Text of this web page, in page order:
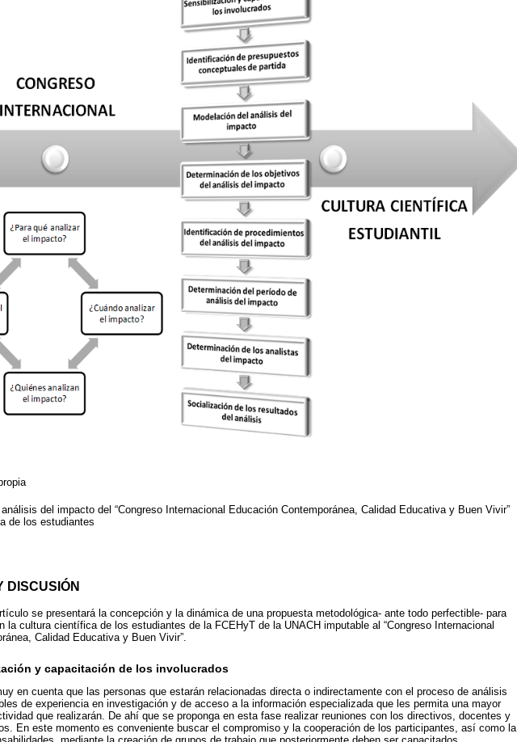
del impacto del “Congreso Internacional Educación Contemporánea, Calidad Educativa y Buen Vivir”
de los estudiantes
DISCUSIÓN
se presentará la concepción y la dinámica de una propuesta metodológica- ante todo perfectible- para
la cultura científica de los estudiantes de la FCEHyT de la UNACH imputable al “Congreso Internacional
Calidad Educativa y Buen Vivir”.
y capacitación de los involucrados
en cuenta que las personas que estarán relacionadas directa o indirectamente con el proceso de análisis
de experiencia en investigación y de acceso a la información especializada que les permita una mayor
que realizarán. De ahí que se proponga en esta fase realizar reuniones con los directivos, docentes y
En este momento es conveniente buscar el compromiso y la cooperación de los participantes, así como la